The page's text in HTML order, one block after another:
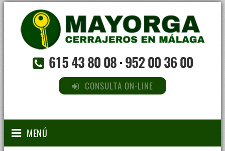
615 43 80 08·952 00 36 00
CONSULTA ON-LINE
MENÚ